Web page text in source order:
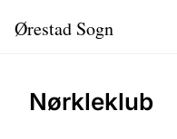
Ørestad Sogn
Nørkleklub